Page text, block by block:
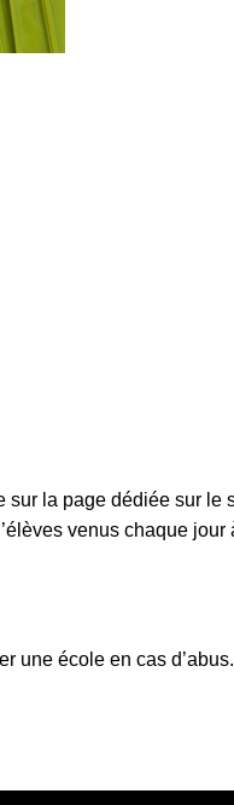
sur la page dédiée sur le
venus chaque
une école en cas d’abus.